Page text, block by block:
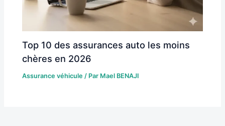
Top 10 des assurances auto les moins
chères en 2026
Assurance véhicule / Par Mael BENAJI